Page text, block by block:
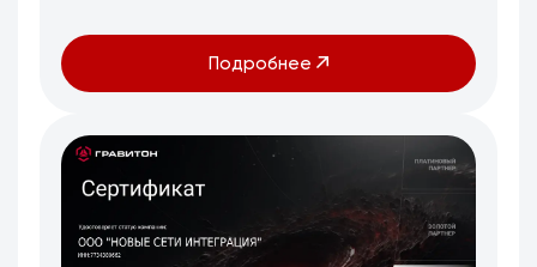
Подробнее